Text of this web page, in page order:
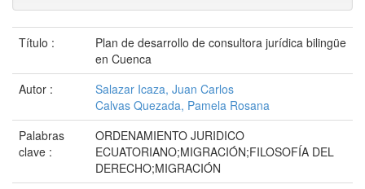
Título :
Plan de desarrollo de consultora jurídica bilingüe
en Cuenca
Autor :
Salazar Icaza, Juan Carlos
Calvas Quezada, Pamela Rosana
Palabras
clave :
ORDENAMIENTO JURIDICO
ECUATORIANO;MIGRACIÓN;FILOSOFÍA DEL
DERECHO;MIGRACIÓN